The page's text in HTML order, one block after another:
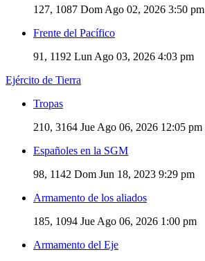
127, 1087 Dom Ago 02, 2026 3:50 pm
Frente del Pacífico
91, 1192 Lun Ago 03, 2026 4:03 pm
Ejército de Tierra
Tropas
210, 3164 Jue Ago 06, 2026 12:05 pm
Españoles en la SGM
98, 1142 Dom Jun 18, 2023 9:29 pm
Armamento de los aliados
185, 1094 Jue Ago 06, 2026 1:00 pm
Armamento del Eje